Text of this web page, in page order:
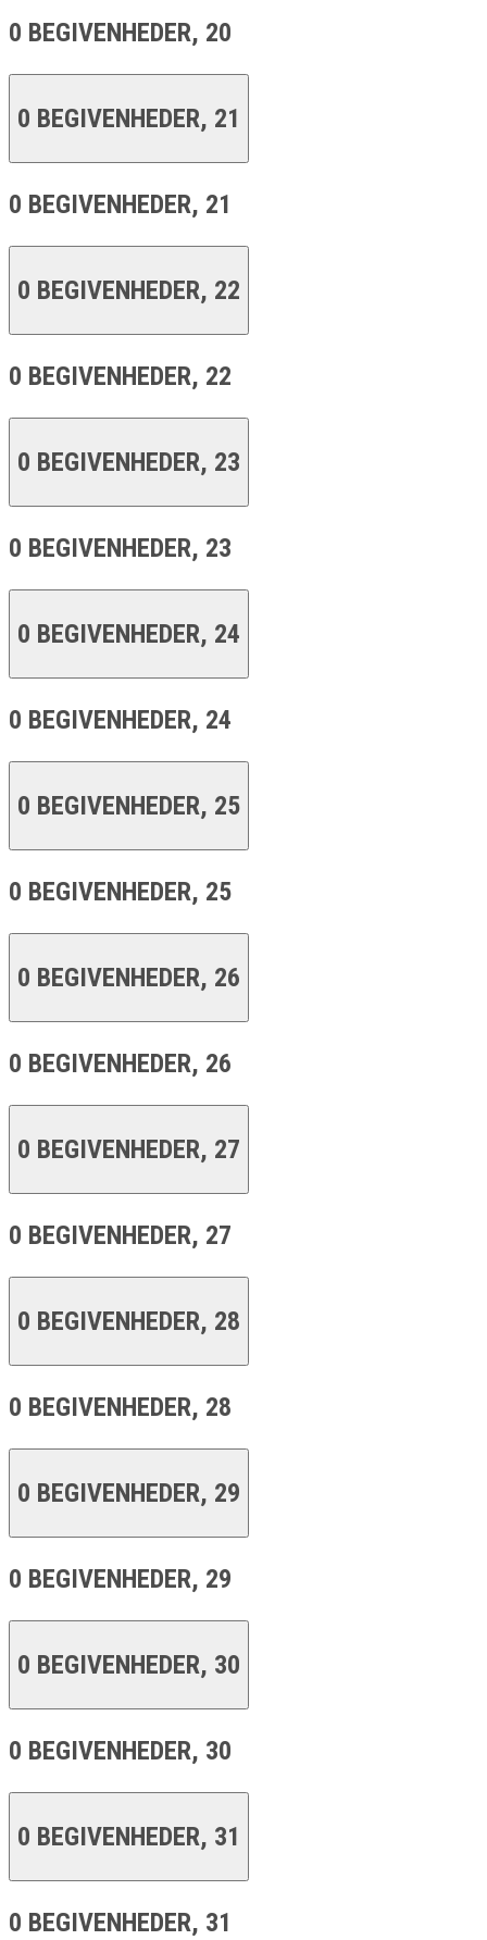
0 BEGIVENHEDER, 20
0 BEGIVENHEDER, 21
0 BEGIVENHEDER, 21
0 BEGIVENHEDER, 22
0 BEGIVENHEDER, 22
0 BEGIVENHEDER, 23
0 BEGIVENHEDER, 23
0 BEGIVENHEDER, 24
0 BEGIVENHEDER, 24
0 BEGIVENHEDER, 25
0 BEGIVENHEDER, 25
0 BEGIVENHEDER, 26
0 BEGIVENHEDER, 26
0 BEGIVENHEDER, 27
0 BEGIVENHEDER, 27
0 BEGIVENHEDER, 28
0 BEGIVENHEDER, 28
0 BEGIVENHEDER, 29
0 BEGIVENHEDER, 29
0 BEGIVENHEDER, 30
0 BEGIVENHEDER, 30
0 BEGIVENHEDER, 31
0 BEGIVENHEDER, 31